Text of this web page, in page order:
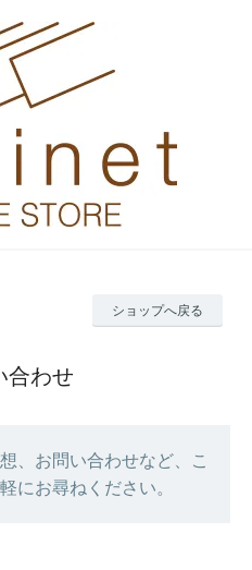
ショップへ戻る
合わせ
、お問い合わせなど、こ
にお尋ねください。